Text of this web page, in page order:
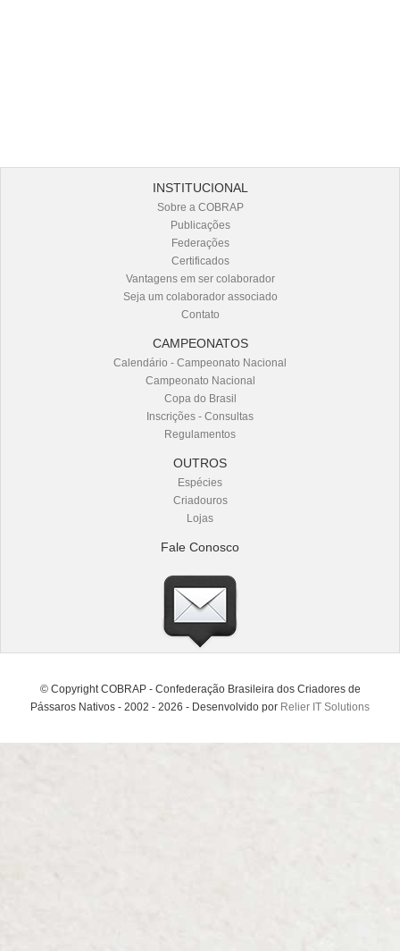
INSTITUCIONAL
Sobre a COBRAP
Publicações
Federações
Certificados
Vantagens em ser colaborador
Seja um colaborador associado
Contato
CAMPEONATOS
Calendário - Campeonato Nacional
Campeonato Nacional
Copa do Brasil
Inscrições - Consultas
Regulamentos
OUTROS
Espécies
Criadouros
Lojas
Fale Conosco
© Copyright COBRAP - Confederação Brasileira dos Criadores de
Pássaros Nativos - 2002 - 2026 - Desenvolvido por Relier IT Solutions